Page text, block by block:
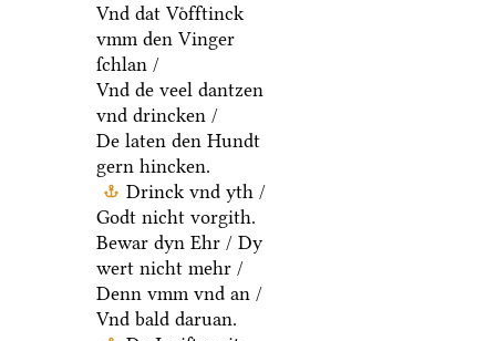
Vnd dat Voͤfftinck
vmm den Vinger
ſchlan /
Vnd de veel dantzen
vnd drincken /
De laten den Hundt
gern hincken.
Drinck vnd yth /
Godt nicht vorgith.
Bewar dyn Ehr / Dy
wert nicht mehr /
Denn vmm vnd an /
Vnd bald daruan.